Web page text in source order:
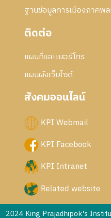
ฐานข้อมูลการเมืองภาคพ
ติดต่อ
แผนที่และเบอร์โทร
แผนผังเว็บไซด์
สังคมออนไลน์
KPI Webmail
KPI Facebook
KPI Intranet
Related website
2024 King Prajadhipok's